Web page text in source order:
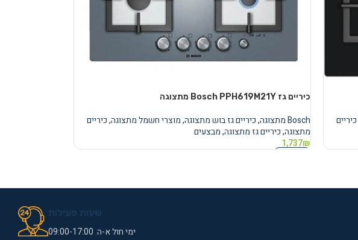
כיריים
כיריים גז Bosch PPH619M21Y מתצוגה
Bosch מתצוגה ,כיריים גז בוש מתצוגה,מוצרי חשמל מתצוגה,כיריים
מתצוגה,כיריים גז מתצוגה,מבצעים
1,737₪
מידע נוסף
ימי חול א-ה 09:00-17:00